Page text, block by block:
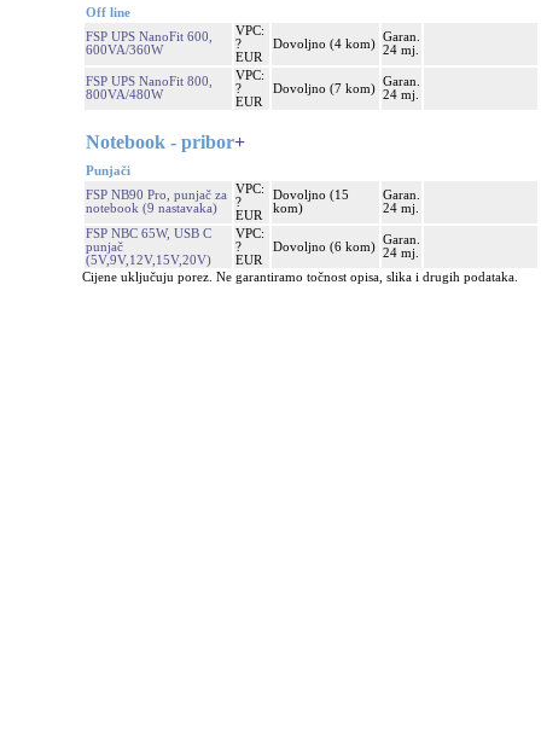
Off line
FSP UPS NanoFit 600,
600VA/360W
VPC:
?
EUR
Dovoljno (4 kom)
Garan.
24 mj.
FSP UPS NanoFit 800,
800VA/480W
VPC:
?
EUR
Dovoljno (7 kom)
Garan.
24 mj.
Notebook - pribor+
Punjači
FSP NB90 Pro, punjač za
notebook (9 nastavaka)
VPC:
?
EUR
Dovoljno (15
kom)
Garan.
24 mj.
FSP NBC 65W, USB C
punjač
(5V,9V,12V,15V,20V)
VPC:
?
EUR
Dovoljno (6 kom)
Garan.
24 mj.
Cijene uključuju porez. Ne garantiramo točnost opisa, slika i drugih podataka.